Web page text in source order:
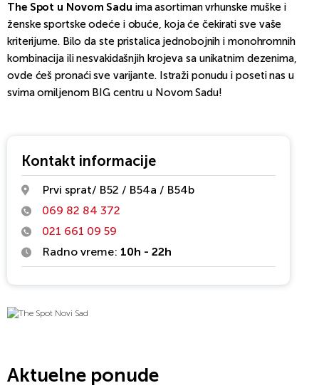
The Spot u Novom Sadu ima asortiman vrhunske muške i
ženske sportske odeće i obuće, koja će čekirati sve vaše
kriterijume. Bilo da ste pristalica jednobojnih i monohromnih
kombinacija ili nesvakidašnjih krojeva sa unikatnim dezenima,
ovde ćeš pronaći sve varijante. Istraži ponudu i poseti nas u
svima omiljenom BIG centru u Novom Sadu!
Kontakt informacije
Prvi sprat/ B52 / B54a / B54b
069 82 84 372
021 661 09 59
Radno vreme: 10h - 22h
Aktuelne ponude